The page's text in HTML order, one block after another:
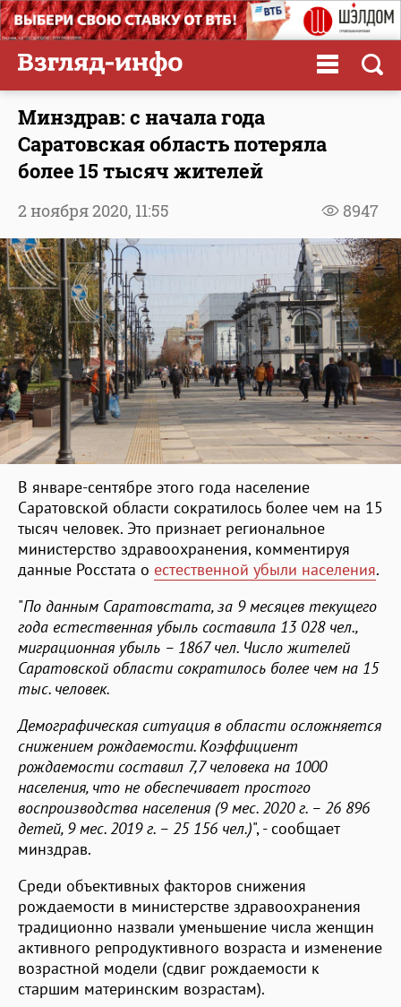
Минздрав: с начала года
Саратовская область потеряла
более 15 тысяч жителей
8947
2 ноября 2020, 11:55
В январе-сентябре этого года население
Саратовской области сократилось более чем на 15
тысяч человек. Это признает региональное
министерство здравоохранения, комментируя
данные Росстата о естественной убыли населения.
"По данным Саратовстата, за 9 месяцев текущего
года естественная убыль составила 13 028 чел.,
миграционная убыль – 1867 чел. Число жителей
Саратовской области сократилось более чем на 15
тыс. человек.
Демографическая ситуация в области осложняется
снижением рождаемости. Коэффициент
рождаемости составил 7,7 человека на 1000
населения, что не обеспечивает простого
воспроизводства населения (9 мес. 2020 г. – 26 896
детей, 9 мес. 2019 г. – 25 156 чел.)", - сообщает
минздрав.
Среди объективных факторов снижения
рождаемости в министерстве здравоохранения
традиционно назвали уменьшение числа женщин
активного репродуктивного возраста и изменение
возрастной модели (сдвиг рождаемости к
старшим материнским возрастам).